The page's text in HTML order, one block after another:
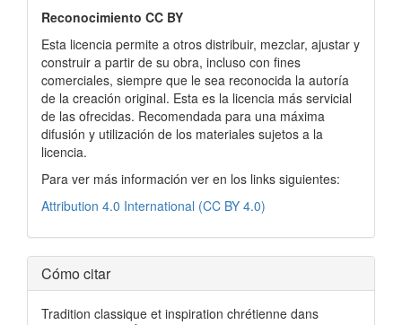
Reconocimiento CC BY
Esta licencia permite a otros distribuir, mezclar, ajustar y
construir a partir de su obra, incluso con fines
comerciales, siempre que le sea reconocida la autoría
de la creación original. Esta es la licencia más servicial
de las ofrecidas. Recomendada para una máxima
difusión y utilización de los materiales sujetos a la
licencia.
Para ver más información ver en los links siguientes:
Attribution 4.0 International (CC BY 4.0)
Cómo citar
Tradition classique et inspiration chrétienne dans